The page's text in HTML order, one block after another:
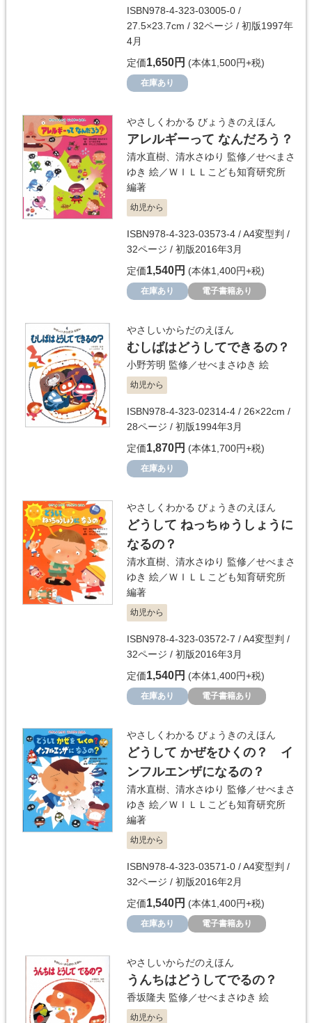
ISBN978-4-323-03005-0 /
27.5×23.7cm / 32ページ / 初版1997年
4月
定価1,650円 (本体1,500円+税)
在庫あり
やさしくわかる びょうきのえほん
アレルギーって なんだろう？
清水直樹 清水さゆり 監修／せべまさ
ゆき 絵／ＷＩＬＬこども知育研究所
編著
幼児から
ISBN978-4-323-03573-4 / A4変型判 /
32ページ / 初版2016年3月
定価1,540円 (本体1,400円+税)
在庫あり 電子書籍あり
やさしいからだのえほん
むしばはどうしてできるの？
小野芳明 監修／せべまさゆき 絵
幼児から
ISBN978-4-323-02314-4 / 26×22cm /
28ページ / 初版1994年3月
定価1,870円 (本体1,700円+税)
在庫あり
やさしくわかる びょうきのえほん
どうして ねっちゅうしょうに
なるの？
清水直樹 清水さゆり 監修／せべまさ
ゆき 絵／ＷＩＬＬこども知育研究所
編著
幼児から
ISBN978-4-323-03572-7 / A4変型判 /
32ページ / 初版2016年3月
定価1,540円 (本体1,400円+税)
在庫あり 電子書籍あり
やさしくわかる びょうきのえほん
どうして かぜをひくの？ イ
ンフルエンザになるの？
清水直樹 清水さゆり 監修／せべまさ
ゆき 絵／ＷＩＬＬこども知育研究所
編著
幼児から
ISBN978-4-323-03571-0 / A4変型判 /
32ページ / 初版2016年2月
定価1,540円 (本体1,400円+税)
在庫あり 電子書籍あり
やさしいからだのえほん
うんちはどうしてでるの？
香坂隆夫 監修／せべまさゆき 絵
幼児から